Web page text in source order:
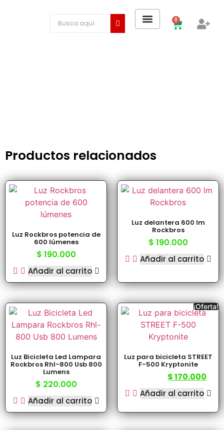
0
Productos relacionados
Luz Rockbros potencia de
600 lúmenes
$ 190.000
Añadir al carrito
Luz delantera 600 lm
Rockbros
$ 190.000
Añadir al carrito
Luz Bicicleta Led Lampara
Rockbros Rhl-800 Usb 800
Lumens
$ 220.000
Añadir al carrito
¡Oferta!
Luz para bicicleta STREET
F-500 Kryptonite
$170.000
Añadir al carrito